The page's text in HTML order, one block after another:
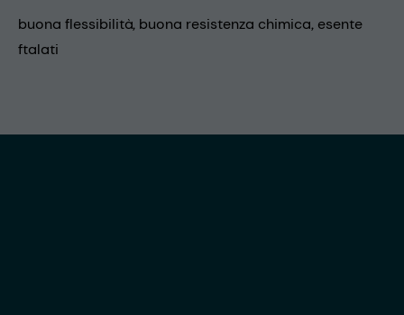
buona flessibilità, buona resistenza chimica, esente
ftalati